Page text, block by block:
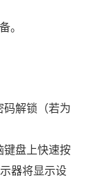
。
码解锁（若为
键盘上快速按
器将显示设